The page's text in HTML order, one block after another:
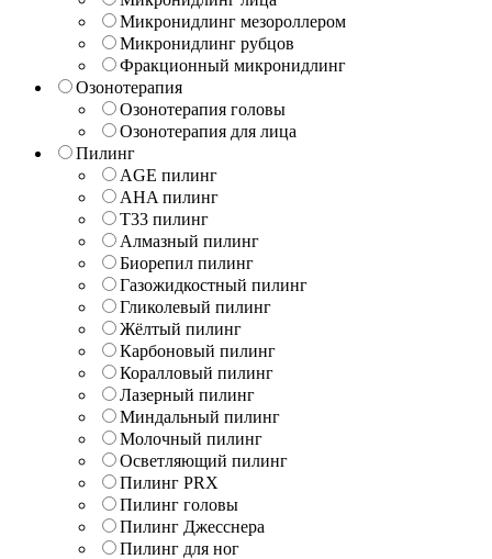
Микронидлинг мезороллером
Микронидлинг рубцов
Фракционный микронидлинг
Озонотерапия
Озонотерапия головы
Озонотерапия для лица
Пилинг
AGE пилинг
AHA пилинг
T33 пилинг
Алмазный пилинг
Биорепил пилинг
Газожидкостный пилинг
Гликолевый пилинг
Жёлтый пилинг
Карбоновый пилинг
Коралловый пилинг
Лазерный пилинг
Миндальный пилинг
Молочный пилинг
Осветляющий пилинг
Пилинг PRX
Пилинг головы
Пилинг Джесснера
Пилинг для ног